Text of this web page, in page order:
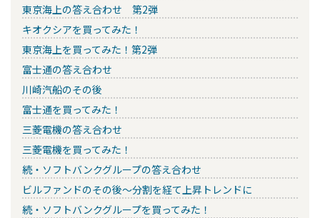
東京海上の答え合わせ 第2弾
キオクシアを買ってみた！
東京海上を買ってみた！第2弾
富士通の答え合わせ
川崎汽船のその後
富士通を買ってみた！
三菱電機の答え合わせ
三菱電機を買ってみた！
続・ソフトバンクグループの答え合わせ
ビルファンドのその後～分割を経て上昇トレンドに
続・ソフトバンクグループを買ってみた！